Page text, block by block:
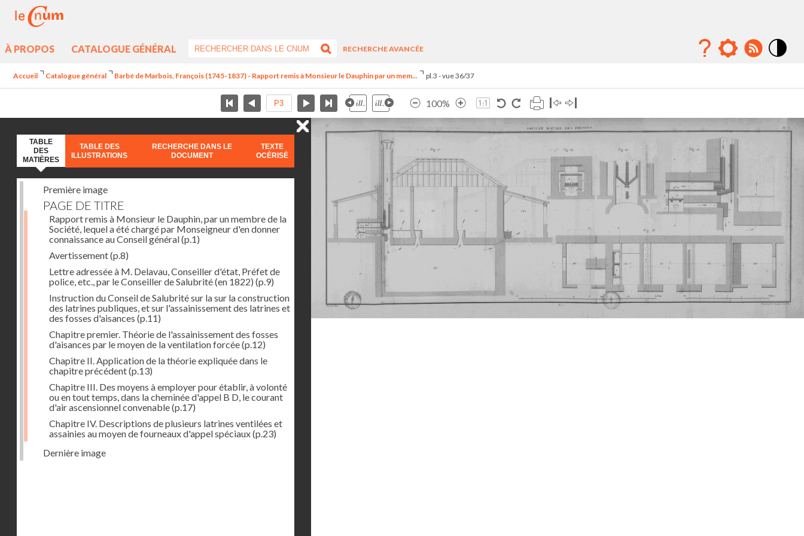
À PROPOS CATALOGUE GÉNÉRAL
RECHERCHE AVANCÉE
Accueil Catalogue général Barbé de Marbois, François (1745-1837) - Rapport remis à Monsieur le Dauphin par un mem... pl.3 - vue 36/37
100%
TABLE
DES
MATIÈRES
TABLE DES
ILLUSTRATIONS
RECHERCHE DANS LE
DOCUMENT
TEXTE
OCÉRISÉ
Première image
PAGE DE TITRE
Rapport remis à Monsieur le Dauphin, par un membre de la
Société, lequel a été chargé par Monseigneur d'en donner
connaissance au Conseil général(p.1)
Avertissement(p.8)
Lettre adressée à M. Delavau, Conseiller d'état, Préfet de
police, etc., par le Conseiller de Salubrité (en 1822) (p.9)
Instruction du Conseil de Salubrité sur la sur la construction
des latrines publiques, et sur l'assainissement des latrines et
des fosses d'aisances (p.11)
Chapitre premier. Théorie de l'assainissement des fosses
d'aisances par le moyen de la ventilation forcée(p.12)
Chapitre II. Application de la théorie expliquée dans le
chapitre précédent(p.13)
Chapitre III. Des moyens à employer pour établir, à volonté
ou en tout temps, dans la cheminée d'appel B D, le courant
d'air ascensionnel convenable(p.17)
Chapitre IV. Descriptions de plusieurs latrines ventilées et
assainies au moyen de fourneaux d'appel spéciaux(p.23)
Dernière image